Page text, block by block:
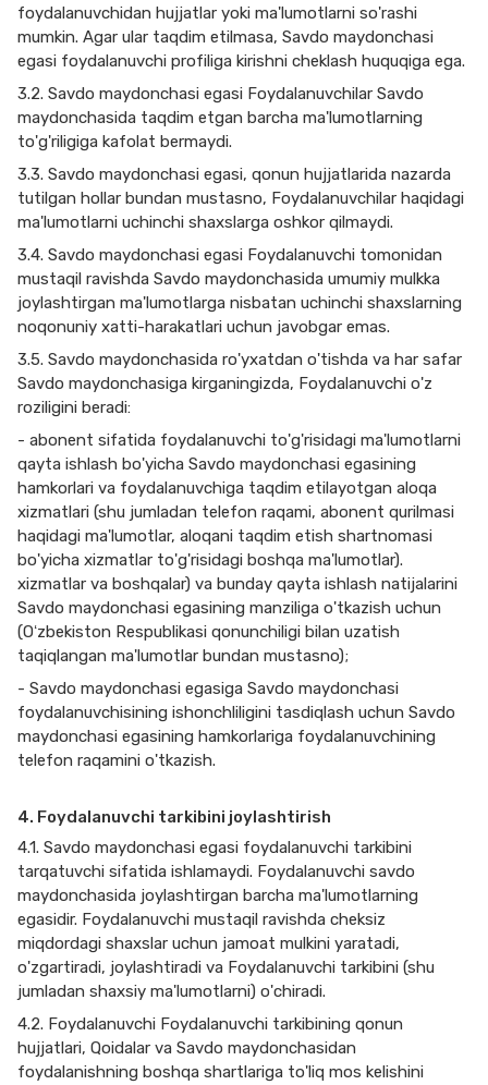
foydalanuvchidan hujjatlar yoki ma'lumotlarni so'rashi
mumkin. Agar ular taqdim etilmasa, Savdo maydonchasi
egasi foydalanuvchi profiliga kirishni cheklash huquqiga ega.
3.2. Savdo maydonchasi egasi Foydalanuvchilar Savdo
maydonchasida taqdim etgan barcha ma'lumotlarning
to'g'riligiga kafolat bermaydi.
3.3. Savdo maydonchasi egasi, qonun hujjatlarida nazarda
tutilgan hollar bundan mustasno, Foydalanuvchilar haqidagi
ma'lumotlarni uchinchi shaxslarga oshkor qilmaydi.
3.4. Savdo maydonchasi egasi Foydalanuvchi tomonidan
mustaqil ravishda Savdo maydonchasida umumiy mulkka
joylashtirgan ma'lumotlarga nisbatan uchinchi shaxslarning
noqonuniy xatti-harakatlari uchun javobgar emas.
3.5. Savdo maydonchasida ro'yxatdan o'tishda va har safar
Savdo maydonchasiga kirganingizda, Foydalanuvchi o'z
roziligini beradi:
- abonent sifatida foydalanuvchi to'g'risidagi ma'lumotlarni
qayta ishlash bo'yicha Savdo maydonchasi egasining
hamkorlari va foydalanuvchiga taqdim etilayotgan aloqa
xizmatlari (shu jumladan telefon raqami, abonent qurilmasi
haqidagi ma'lumotlar, aloqani taqdim etish shartnomasi
bo'yicha xizmatlar to'g'risidagi boshqa ma'lumotlar).
xizmatlar va boshqalar) va bunday qayta ishlash natijalarini
Savdo maydonchasi egasining manziliga o'tkazish uchun
(Oʻzbekiston Respublikasi qonunchiligi bilan uzatish
taqiqlangan ma'lumotlar bundan mustasno);
- Savdo maydonchasi egasiga Savdo maydonchasi
foydalanuvchisining ishonchliligini tasdiqlash uchun Savdo
maydonchasi egasining hamkorlariga foydalanuvchining
telefon raqamini o'tkazish.
4. Foydalanuvchi tarkibini joylashtirish
4.1. Savdo maydonchasi egasi foydalanuvchi tarkibini
tarqatuvchi sifatida ishlamaydi. Foydalanuvchi savdo
maydonchasida joylashtirgan barcha ma'lumotlarning
egasidir. Foydalanuvchi mustaqil ravishda cheksiz
miqdordagi shaxslar uchun jamoat mulkini yaratadi,
o'zgartiradi, joylashtiradi va Foydalanuvchi tarkibini (shu
jumladan shaxsiy ma'lumotlarni) o'chiradi.
4.2. Foydalanuvchi Foydalanuvchi tarkibining qonun
hujjatlari, Qoidalar va Savdo maydonchasidan
foydalanishning boshqa shartlariga to'liq mos kelishini